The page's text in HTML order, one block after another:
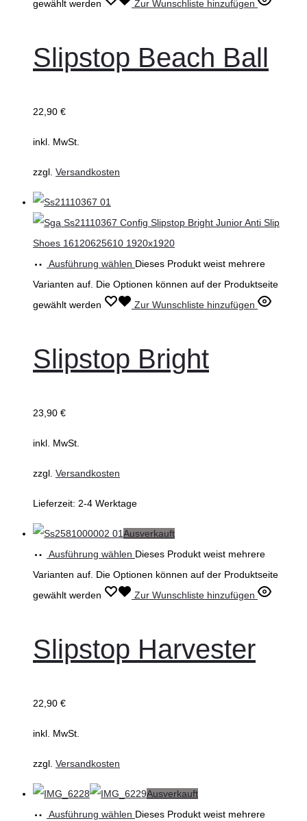
gewählt werden
Zur Wunschliste hinzufügen
Slipstop Beach Ball
22,90 €
inkl. MwSt.
zzgl. Versandkosten
Ausführung wählen Dieses Produkt weist mehrere
Varianten auf. Die Optionen können auf der Produktseite
gewählt werden
Zur Wunschliste hinzufügen
Slipstop Bright
23,90 €
inkl. MwSt.
zzgl. Versandkosten
Lieferzeit: 2-4 Werktage
Ausverkauft
Ausführung wählen Dieses Produkt weist mehrere
Varianten auf. Die Optionen können auf der Produktseite
gewählt werden
Zur Wunschliste hinzufügen
Slipstop Harvester
22,90 €
inkl. MwSt.
zzgl. Versandkosten
Ausverkauft
Ausführung wählen Dieses Produkt weist mehrere